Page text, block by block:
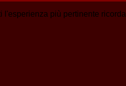
più pertinente